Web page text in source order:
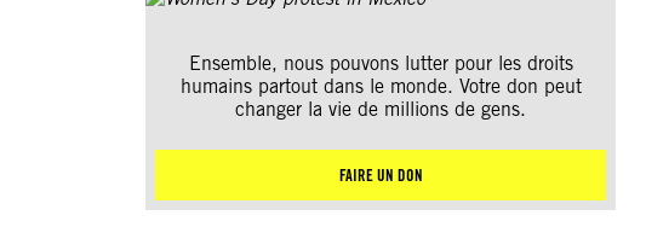
Ensemble, nous pouvons lutter pour les droits
humains partout dans le monde. Votre don peut
changer la vie de millions de gens.
FAIRE UN DON